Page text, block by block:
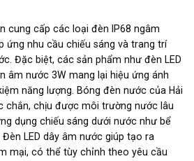
cung cấp các loại đèn IP68 ngâm
ứng nhu cầu chiếu sáng và trang trí
Đặc biệt, các sản phẩm như đèn LED
âm nước 3W mang lại hiệu ứng ánh
năng lượng. Bóng đèn nước của Hải
chắn, chịu được môi trường nước lâu
dụng chiếu sáng dưới nước như bể
LED dây âm nước giúp tạo ra
mại, có thể tùy chỉnh theo yêu cầu